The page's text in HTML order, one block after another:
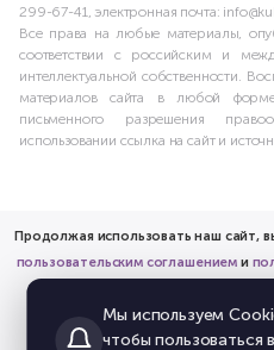
299-67-41, электронная почта:
Все права на любые материалы,
соответствии с российским и
интеллектуальной собственности.
материалов сайта в любой
письменного разрешения
использовании ссылка на сайт и
Продолжая использовать наш сайт,
пользовательским соглашением и
и предоставляете согласие на
Мы используем
чтобы пользоваться